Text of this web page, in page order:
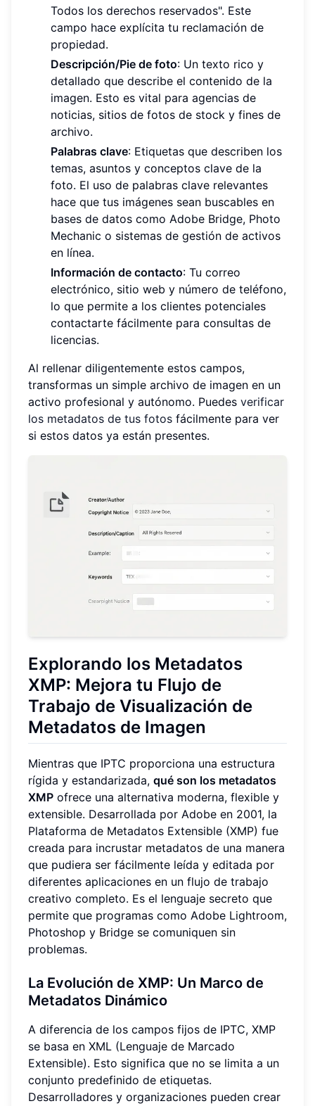
Todos los derechos reservados". Este
campo hace explícita tu reclamación de
propiedad.
Descripción/Pie de foto: Un texto rico y
detallado que describe el contenido de la
imagen. Esto es vital para agencias de
noticias, sitios de fotos de stock y fines de
archivo.
Palabras clave: Etiquetas que describen los
temas, asuntos y conceptos clave de la
foto. El uso de palabras clave relevantes
hace que tus imágenes sean buscables en
bases de datos como Adobe Bridge, Photo
Mechanic o sistemas de gestión de activos
en línea.
Información de contacto: Tu correo
electrónico, sitio web y número de teléfono,
lo que permite a los clientes potenciales
contactarte fácilmente para consultas de
licencias.
Al rellenar diligentemente estos campos,
transformas un simple archivo de imagen en un
activo profesional y autónomo. Puedes verificar
los metadatos de tus fotos fácilmente para ver
si estos datos ya están presentes.
Explorando los Metadatos
XMP: Mejora tu Flujo de
Trabajo de Visualización de
Metadatos de Imagen
Mientras que IPTC proporciona una estructura
rígida y estandarizada, qué son los metadatos
XMP ofrece una alternativa moderna, flexible y
extensible. Desarrollada por Adobe en 2001, la
Plataforma de Metadatos Extensible (XMP) fue
creada para incrustar metadatos de una manera
que pudiera ser fácilmente leída y editada por
diferentes aplicaciones en un flujo de trabajo
creativo completo. Es el lenguaje secreto que
permite que programas como Adobe Lightroom,
Photoshop y Bridge se comuniquen sin
problemas.
La Evolución de XMP: Un Marco de
Metadatos Dinámico
A diferencia de los campos fijos de IPTC, XMP
se basa en XML (Lenguaje de Marcado
Extensible). Esto significa que no se limita a un
conjunto predefinido de etiquetas.
Desarrolladores y organizaciones pueden crear